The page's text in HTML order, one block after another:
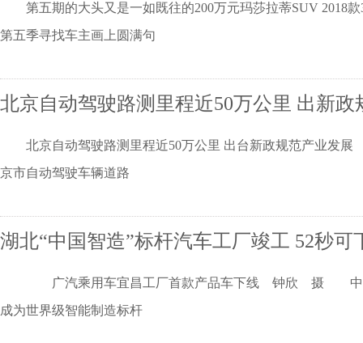
第五期的大头又是一如既往的200万元玛莎拉蒂SUV 2018
第五季寻找车主画上圆满句
北京自动驾驶路测里程近50万公里 出新政
北京自动驾驶路测里程近50万公里 出台新政规范产业发展
京市自动驾驶车辆道路
湖北“中国智造”标杆汽车工厂竣工 52秒可
广汽乘用车宜昌工厂首款产品车下线 钟欣 摄 中新网
成为世界级智能制造标杆